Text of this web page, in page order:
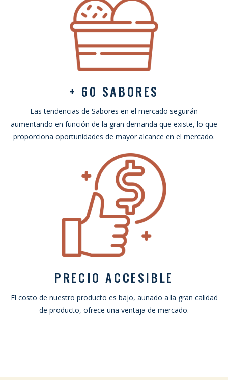
+ 60 SABORES
Las tendencias de Sabores en el mercado seguirán
aumentando en función de la gran demanda que existe, lo que
proporciona oportunidades de mayor alcance en el mercado.
PRECIO ACCESIBLE
El costo de nuestro producto es bajo, aunado a la gran calidad
de producto, ofrece una ventaja de mercado.